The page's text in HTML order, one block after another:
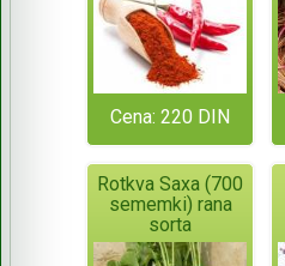
Cena: 220 DIN
Rotkva Saxa (700
sememki) rana
sorta